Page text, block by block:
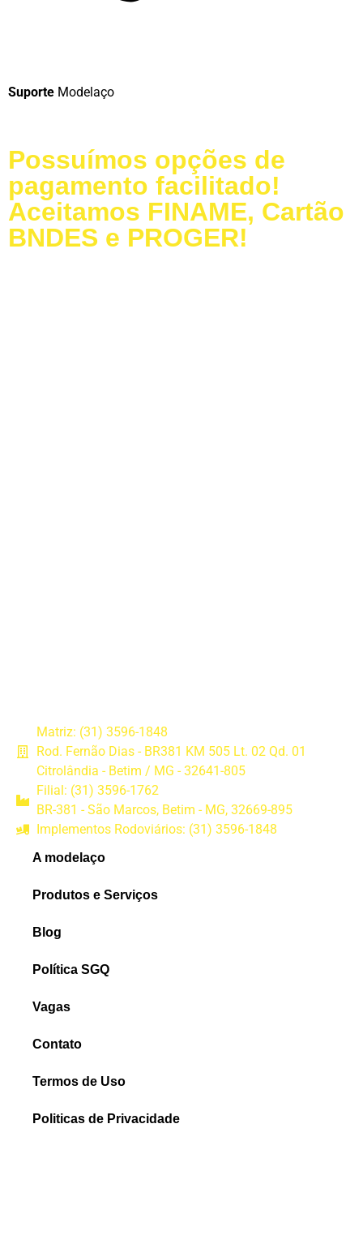
Suporte Modelaço
Possuímos opções de
pagamento facilitado!
Aceitamos FINAME, Cartão
BNDES e PROGER!
Matriz: (31) 3596-1848
Rod. Fernão Dias - BR381 KM 505 Lt. 02 Qd. 01
Citrolândia - Betim / MG - 32641-805
Filial: (31) 3596-1762
BR-381 - São Marcos, Betim - MG, 32669-895
Implementos Rodoviários: (31) 3596-1848
A modelaço
Produtos e Serviços
Blog
Política SGQ
Vagas
Contato
Termos de Uso
Politicas de Privacidade